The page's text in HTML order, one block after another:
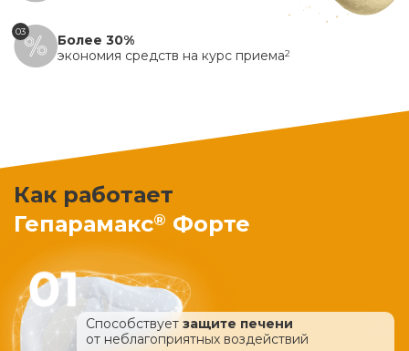
03
Более 30%
экономия средств на курс приема2
Как работает
Гепарамакс® Форте
Способствует защите печени
от неблагоприятных воздействий